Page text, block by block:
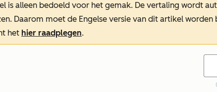
is alleen bedoeld voor het gemak. De vertaling wordt
Daarom moet de Engelse versie van dit artikel worden
het hier raadplegen.